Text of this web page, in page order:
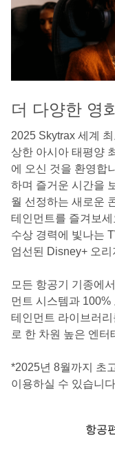
더 다양한 영
2025 Skytrax 세계
상한 아시아 태평양
에 오신 것을 환영합
하며 즐거운 시간을
월 선정하는 새로운
테인먼트를 즐겨보
수상 경력에 빛나는
엄선된 Disney+ 오
모든 항공기 기종에
먼트 시스템과 100%
테인먼트 라이브러
로 한 차원 높은 엔
*2025년 8월까지 초
이용하실 수 있습니
항공